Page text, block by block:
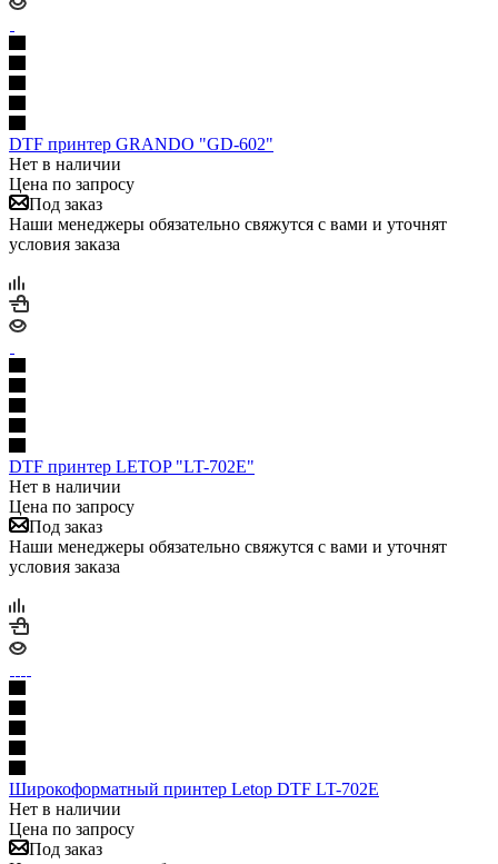
DTF принтер GRANDO "GD-602"
Нет в наличии
Цена по запросу
Под заказ
Наши менеджеры обязательно свяжутся с вами и уточнят
условия заказа
DTF принтер LETOP "LT-702E"
Нет в наличии
Цена по запросу
Под заказ
Наши менеджеры обязательно свяжутся с вами и уточнят
условия заказа
Широкоформатный принтер Letop DTF LT-702E
Нет в наличии
Цена по запросу
Под заказ